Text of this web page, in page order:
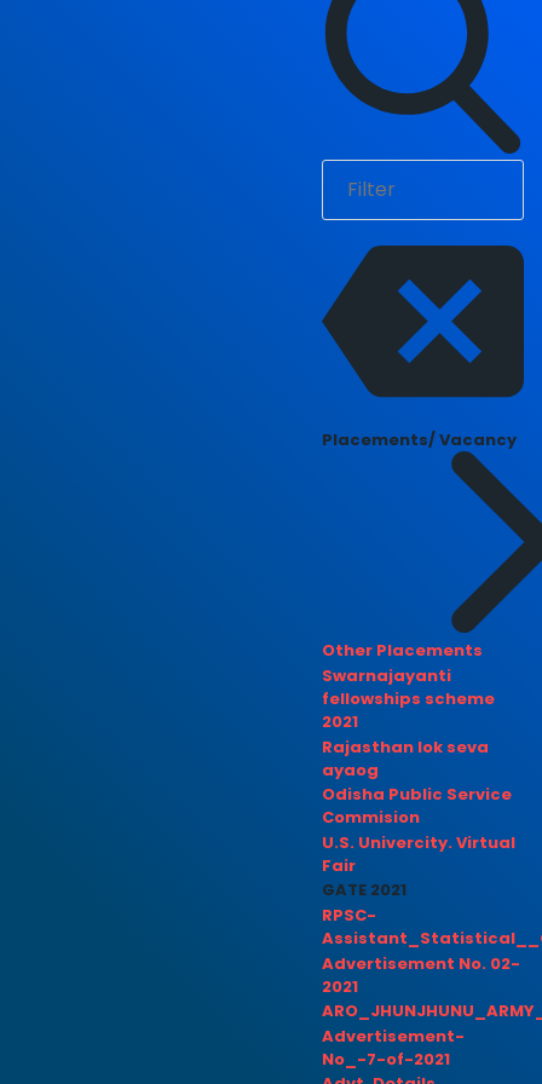
Placements/ Vacancy
Other Placements
Swarnajayanti
fellowships scheme
2021
Rajasthan lok seva
ayaog
Odisha Public Service
Commision
U.S. Univercity. Virtual
Fair
GATE 2021
RPSC-
Advertisement No. 02-
2021
Advertisement-
No_-7-of-2021